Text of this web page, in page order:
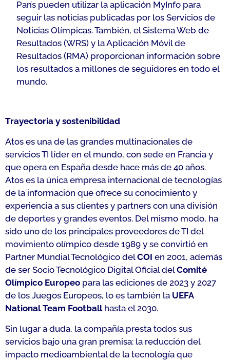
París pueden utilizar la aplicación MyInfo para
seguir las noticias publicadas por los Servicios de
Noticias Olímpicas. También, el Sistema Web de
Resultados (WRS) y la Aplicación Móvil de
Resultados (RMA) proporcionan información sobre
los resultados a millones de seguidores en todo el
mundo.
Trayectoria y sostenibilidad
Atos es una de las grandes multinacionales de
servicios TI líder en el mundo, con sede en Francia y
que opera en España desde hace más de 40 años.
Atos es la única empresa internacional de tecnologías
de la información que ofrece su conocimiento y
experiencia a sus clientes y partners con una división
de deportes y grandes eventos. Del mismo modo, ha
sido uno de los principales proveedores de TI del
movimiento olímpico desde 1989 y se convirtió en
Partner Mundial Tecnológico delCOI en 2001, además
de ser Socio Tecnológico Digital Oficial delComité
Olímpico Europeo para las ediciones de 2023 y 2027
de los Juegos Europeos, lo es también la UEFA
National Team Footballhasta el 2030.
Sin lugar a duda, la compañía presta todos sus
servicios bajo una gran premisa: la reducción del
impacto medioambiental de la tecnología que